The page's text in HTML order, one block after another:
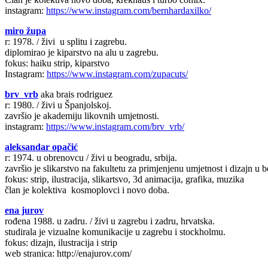
instagram: https://www.instagram.com/bernhardaxilko/
miro župa
r: 1978. / živi u splitu i zagrebu.
diplomirao je kiparstvo na alu u zagrebu.
fokus: haiku strip, kiparstvo
Instagram: https://www.instagram.com/zupacuts/
brv_vrb aka brais rodriguez
r: 1980. / živi u Španjolskoj.
završio je akademiju likovnih umjetnosti.
instagram: https://www.instagram.com/brv_vrb/
aleksandar opačić
r: 1974. u obrenovcu / živi u beogradu, srbija.
završio je slikarstvo na fakultetu za primjenjenu umjetnost i dizajn u
fokus: strip, ilustracija, slikartsvo, 3d animacija, grafika, muzika
član je kolektiva kosmoplovci i novo doba.
ena jurov
rođena 1988. u zadru. / živi u zagrebu i zadru, hrvatska.
studirala je vizualne komunikacije u zagrebu i stockholmu.
fokus: dizajn, ilustracija i strip
web stranica: http://enajurov.com/